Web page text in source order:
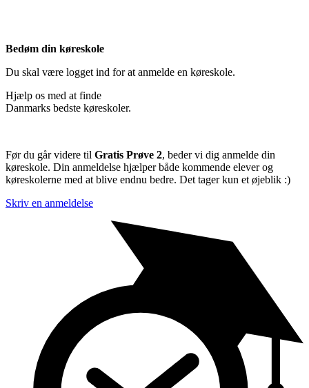
Bedøm din køreskole
Du skal være logget ind for at anmelde en køreskole.
Hjælp os med at finde
Danmarks bedste køreskoler.
Før du går videre til Gratis Prøve 2, beder vi dig anmelde din
køreskole. Din anmeldelse hjælper både kommende elever og
køreskolerne med at blive endnu bedre. Det tager kun et øjeblik :)
Skriv en anmeldelse